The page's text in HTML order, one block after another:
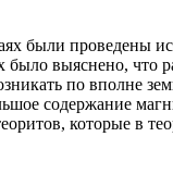
были проведены
было выяснено, что
по вполне
содержание
которые в